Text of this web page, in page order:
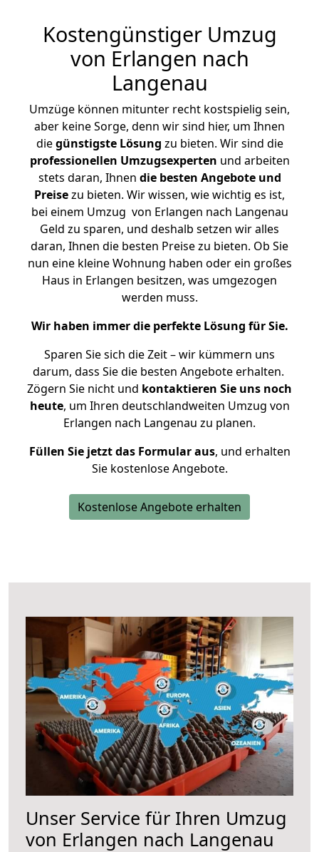
Kostengünstiger Umzug
von Erlangen nach
Langenau
Umzüge können mitunter recht kostspielig sein,
aber keine Sorge, denn wir sind hier, um Ihnen
diegünstigste Lösung zu bieten. Wir sind die
professionellen Umzugsexperten und arbeiten
stets daran, Ihnen die besten Angebote und
Preisezu bieten. Wir wissen, wie wichtig es ist,
bei einem Umzug von Erlangen nach Langenau
Geld zu sparen, und deshalb setzen wir alles
daran, Ihnen die besten Preise zu bieten. Ob Sie
nun eine kleine Wohnung haben oder ein großes
Haus in Erlangen besitzen, was umgezogen
werden muss.
Wir haben immer die perfekte Lösung für Sie.
Sparen Sie sich die Zeit – wir kümmern uns
darum, dass Sie die besten Angebote erhalten.
Zögern Sie nicht und kontaktieren Sie uns noch
heute, um Ihren deutschlandweiten Umzug von
Erlangen nach Langenau zu planen.
Füllen Sie jetzt das Formular aus, und erhalten
Sie kostenlose Angebote.
Kostenlose Angebote erhalten
Unser Service für Ihren Umzug
von Erlangen nach Langenau